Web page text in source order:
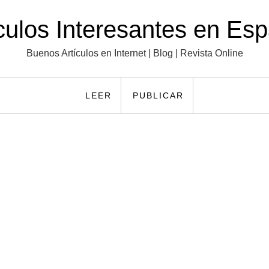
Interesantes en
Buenos Artículos en Internet | Blog | Revista Online
LEER PUBLICAR